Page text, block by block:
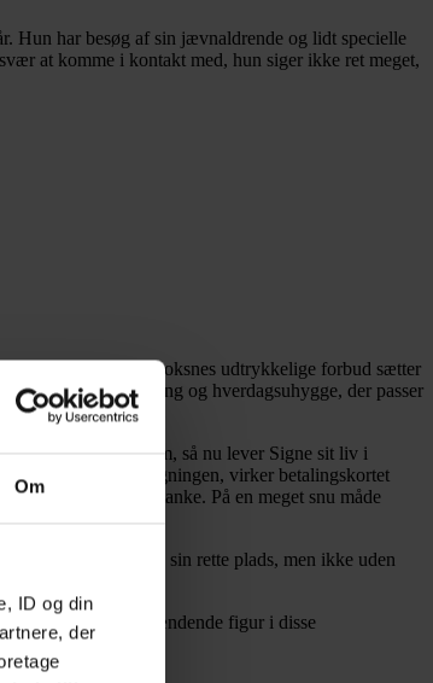
Om
ID og din
der
Hun har besøg af sin jævnaldrende og lidt specielle
at komme i kontakt med, hun siger ikke ret meget,
og på trods af de voksnes udtrykkelige forbud sætter
med tilpas spænding og hverdagsuhygge, der passer
ikke sin kræftsygdom, så nu lever Signe sit liv i
far skal betale regningen, virker betalingskortet
Signe fatter mistanke. På en meget snu måde
Alt kommer på sin rette plads, men ikke uden
er en original og spændende figur i disse